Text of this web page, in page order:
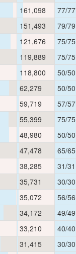
161,098 77/77
151,493 79/79
121,676 75/75
119,889 75/75
118,800 50/50
62,279 50/50
59,719 57/57
55,399 75/75
48,980 50/50
47,478 65/65
38,285 31/31
35,731 30/30
35,072 56/56
34,172 49/49
33,210 40/40
31,415 30/30